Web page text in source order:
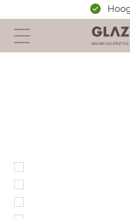
Hoogwaardige